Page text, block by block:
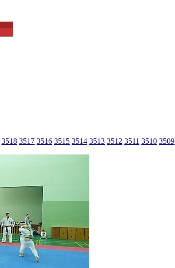
3518 3517 3516 3515 3514 3513 3512 3511 3510 3509